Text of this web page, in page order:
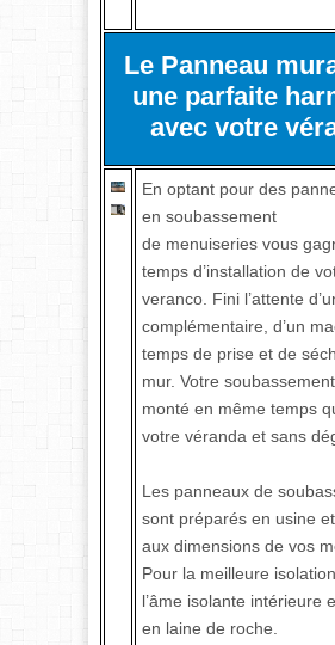
Le Panneau
une parfaite
avec votre
En optant pour des
en soubassement
de menuiseries vous
temps d’installation de
veranco. Fini l’attente
complémentaire, d’un
temps de prise et de
mur. Votre
monté en même temps
votre véranda et sans
Les panneaux de
sont préparés en usine
aux dimensions de vos
Pour la meilleure
l’âme isolante intérieure
en laine de roche.